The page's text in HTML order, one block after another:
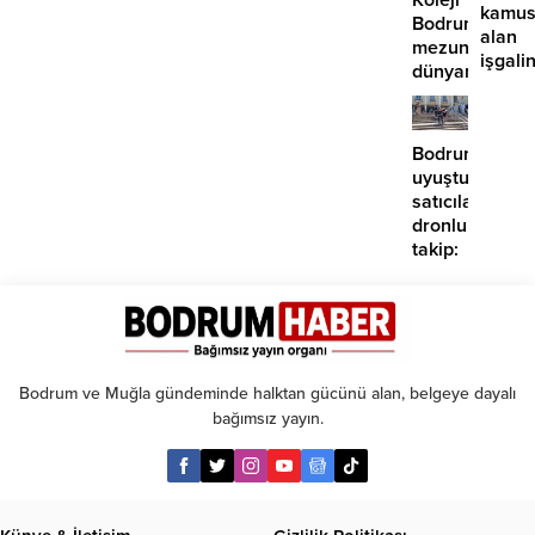
işaret
edildi
Bodrum
mezunlarına
dünyanın
seçkin
kabul
alan
Bodrum’da
uyuşturucu
satıcılarına
dronlu
takip:
Bodrum ve Muğla gündeminde halktan gücünü alan, belgeye dayalı
bağımsız yayın.